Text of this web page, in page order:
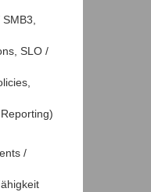
SLO /
/